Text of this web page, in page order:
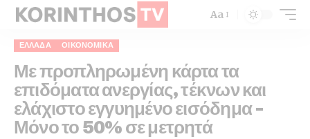
Aa
ΕΛΛΆΔΑ ΟΙΚΟΝΟΜΙΚΆ
Με προπληρωμένη κάρτα τα
επιδόματα ανεργίας, τέκνων και
ελάχιστο εγγυημένο εισόδημα –
Μόνο το 50% σε μετρητά